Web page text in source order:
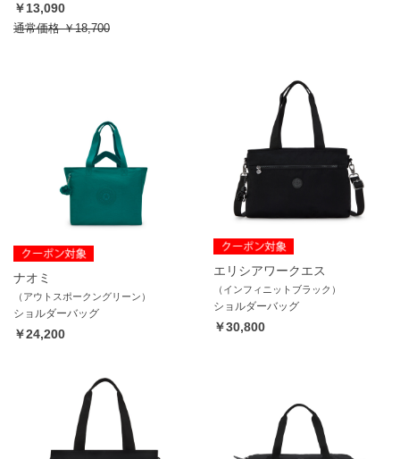
￥13,090
通常価格￥18,700
ナオミ
（アウトスポークングリーン）
ショルダーバッグ
￥24,200
エリシアワークエス
（インフィニットブラック）
ショルダーバッグ
￥30,800